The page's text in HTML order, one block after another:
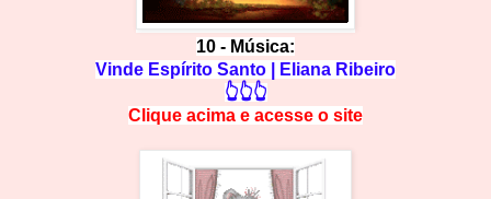
10 - Música:
Vinde Espírito Santo | Eliana Ribeiro
👆👆👆
Clique acima e acesse o site